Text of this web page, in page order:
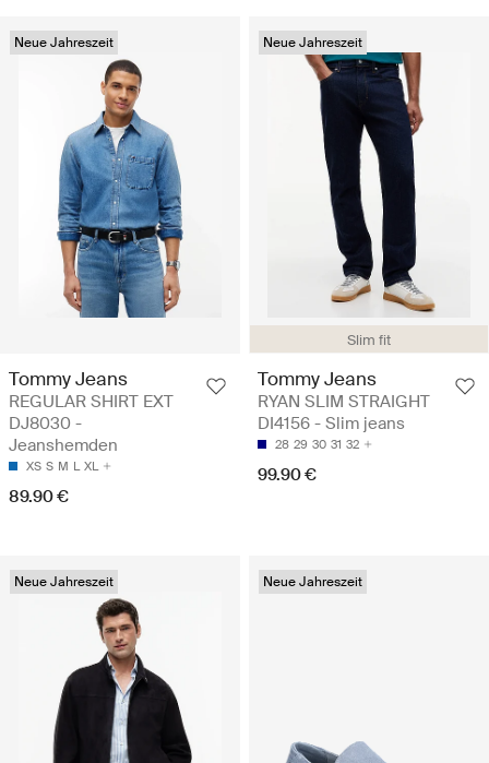
Neue Jahreszeit
Tommy Jeans
REGULAR SHIRT EXT
DJ8030 -
Jeanshemden
XS S M L XL
89.90 €
Slim fit
Neue Jahreszeit
Tommy Jeans
RYAN SLIM STRAIGHT
DI4156 - Slim jeans
28 29 30 31 32
99.90 €
Neue Jahreszeit Neue Jahreszeit